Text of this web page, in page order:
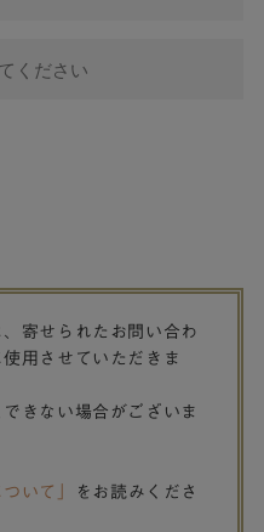
寄せられたお問い合わ
用させていただきま
きない場合がございま
いて」
をお読みくださ